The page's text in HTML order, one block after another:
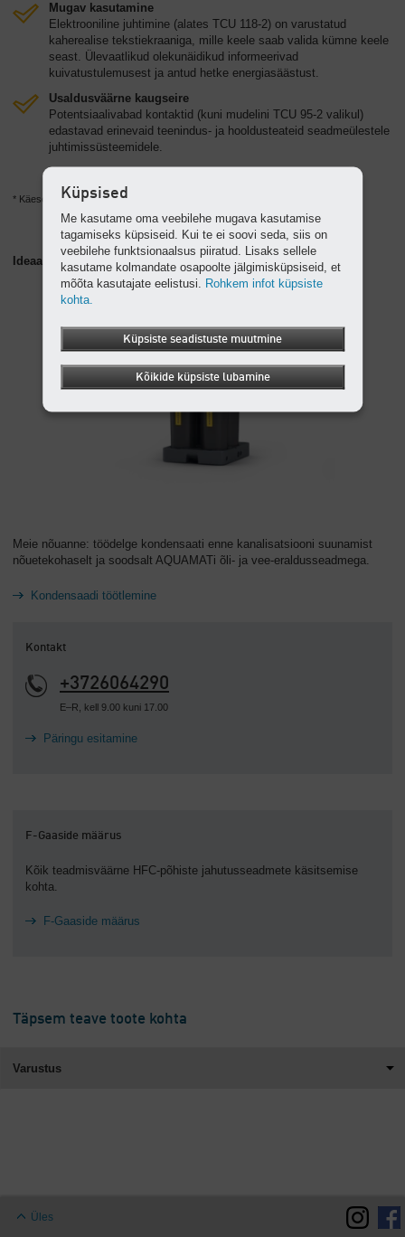
Mugav kasutamine
Elektrooniline juhtimine (alates TCU 118-2) on varustatud
kaherealise tekstiekraaniga, mille keele saab valida kümne keele
seast. Ülevaatlikud olekunäidikud informeerivad
kuivatustulemusest ja antud hetke energiasäästust.
Usaldusväärne kaugseire
Potentsiaalivabad kontaktid (kuni mudelini TCU 95-2 valikul)
edastavad erinevaid teenindus- ja hooldusteateid seadmeülestele
juhtimissüsteemidele.
* Käesolev jahutuskuivatite seeria sisaldab fluoritud külmainet R-513A.
Ideaalne täiendus: AQUAMAT õli- ja vee-eraldusseade
Meie nõuanne: töödelge kondensaati enne kanalisatsiooni suunamist
nõuetekohaselt ja soodsalt AQUAMATi õli- ja vee-eraldusseadmega.
Kondensaadi töötlemine
Kontakt
+3726064290
E–R, kell 9.00 kuni 17.00
Päringu esitamine
F-Gaaside määrus
Kõik teadmisväärne HFC-põhiste jahutusseadmete käsitsemise
kohta.
F-Gaaside määrus
Täpsem teave toote kohta
Varustus
Üles
Küpsised
Me kasutame oma veebilehe mugava kasutamise
tagamiseks küpsiseid. Kui te ei soovi seda, siis on
veebilehe funktsionaalsus piiratud. Lisaks sellele
kasutame kolmandate osapoolte jälgimisküpsiseid, et
mõõta kasutajate eelistusi. Rohkem infot küpsiste
kohta.
Küpsiste seadistuste muutmine
Kõikide küpsiste lubamine